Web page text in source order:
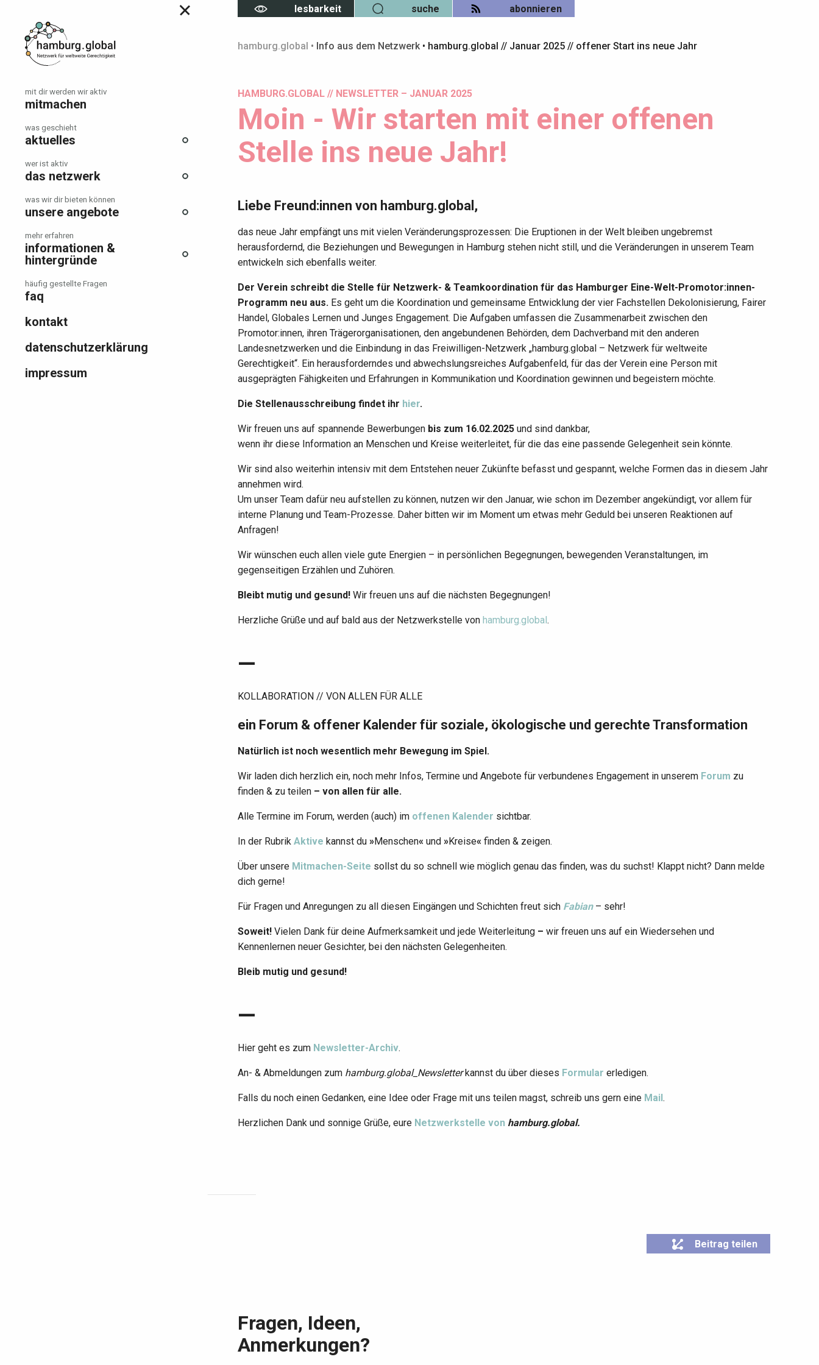
lesbarkeit suche
abonnieren
Hauptmenü
Menu
mit dir werden wir aktiv
mitmachen
was geschieht
aktuelles
wer ist aktiv
das netzwerk
was wir dir bieten können
unsere angebote
mehr erfahren
informationen &
hintergründe
häufig gestellte Fragen
faq
kontakt
datenschutzerklärung
impressum
hamburg.global • Info aus dem Netzwerk• hamburg.global // Januar 2025 // offener Start ins neue Jahr
HAMBURG.GLOBAL // NEWSLETTER – JANUAR 2025
Moin - Wir starten mit einer offenen
Stelle ins neue Jahr!
Liebe Freund:innen von hamburg.global,
das neue Jahr empfängt uns mit vielen Veränderungsprozessen: Die Eruptionen in der Welt bleiben ungebremst
herausfordernd, die Beziehungen und Bewegungen in Hamburg stehen nicht still, und die Veränderungen in unserem Team
entwickeln sich ebenfalls weiter.
Der Verein schreibt die Stelle für Netzwerk- & Teamkoordination für das Hamburger Eine-Welt-Promotor:innen-
Programm neu aus. Es geht um die Koordination und gemeinsame Entwicklung der vier Fachstellen Dekolonisierung, Fairer
Handel, Globales Lernen und Junges Engagement. Die Aufgaben umfassen die Zusammenarbeit zwischen den
Promotor:innen, ihren Trägerorganisationen, den angebundenen Behörden, dem Dachverband mit den anderen
Landesnetzwerken und die Einbindung in das Freiwilligen-Netzwerk „hamburg.global – Netzwerk für weltweite
Gerechtigkeit“. Ein herausforderndes und abwechslungsreiches Aufgabenfeld, für das der Verein eine Person mit
ausgeprägten Fähigkeiten und Erfahrungen in Kommunikation und Koordination gewinnen und begeistern möchte.
Die Stellenausschreibung findet ihr hier.
Wir freuen uns auf spannende Bewerbungen bis zum 16.02.2025 und sind dankbar,
wenn ihr diese Information an Menschen und Kreise weiterleitet, für die das eine passende Gelegenheit sein könnte.
Wir sind also weiterhin intensiv mit dem Entstehen neuer Zukünfte befasst und gespannt, welche Formen das in diesem Jahr
annehmen wird.
Um unser Team dafür neu aufstellen zu können, nutzen wir den Januar, wie schon im Dezember angekündigt, vor allem für
interne Planung und Team-Prozesse. Daher bitten wir im Moment um etwas mehr Geduld bei unseren Reaktionen auf
Anfragen!
Wir wünschen euch allen viele gute Energien – in persönlichen Begegnungen, bewegenden Veranstaltungen, im
gegenseitigen Erzählen und Zuhören.
Bleibt mutig und gesund! Wir freuen uns auf die nächsten Begegnungen!
Herzliche Grüße und auf bald aus der Netzwerkstelle von hamburg.global.
—
KOLLABORATION // VON ALLEN FÜR ALLE
ein Forum & offener Kalender für soziale, ökologische und gerechte Transformation
Natürlich ist noch wesentlich mehr Bewegung im Spiel.
Wir laden dich herzlich ein, noch mehr Infos, Termine und Angebote für verbundenes Engagement in unserem Forum zu
finden & zu teilen – von allen für alle.
Alle Termine im Forum, werden (auch) im offenen Kalender sichtbar.
In der Rubrik Aktive kannst du »Menschen« und »Kreise« finden & zeigen.
Über unsere Mitmachen-Seite sollst du so schnell wie möglich genau das finden, was du suchst! Klappt nicht? Dann melde
dich gerne!
Für Fragen und Anregungen zu all diesen Eingängen und Schichten freut sich Fabian– sehr!
Soweit! Vielen Dank für deine Aufmerksamkeit und jede Weiterleitung – wir freuen uns auf ein Wiedersehen und
Kennenlernen neuer Gesichter, bei den nächsten Gelegenheiten.
Bleib mutig und gesund!
—
Hier geht es zum Newsletter-Archiv.
An- & Abmeldungen zum hamburg.global_Newsletterkannst du über dieses Formular erledigen.
Falls du noch einen Gedanken, eine Idee oder Frage mit uns teilen magst, schreib uns gern eine Mail.
Herzlichen Dank und sonnige Grüße, eure Netzwerkstelle von hamburg.global.
Beitrag teilen
Fragen, Ideen,
Anmerkungen?